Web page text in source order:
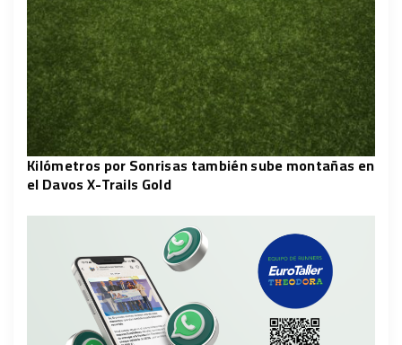
Kilómetros por Sonrisas también sube montañas en
el Davos X-Trails Gold